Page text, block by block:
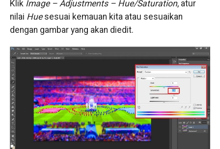
Klik Image – Adjustments – Hue/Saturation, atur
nilai Huesesuai kemauan kita atau sesuaikan
dengan gambar yang akan diedit.